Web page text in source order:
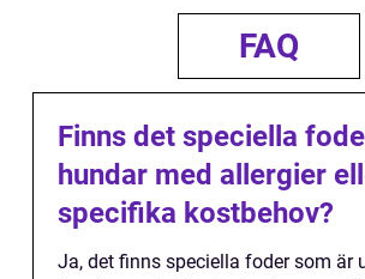
FAQ
Finns det speciella
hundar med allergier
specifika kostbehov?
Ja, det finns speciella foder som är